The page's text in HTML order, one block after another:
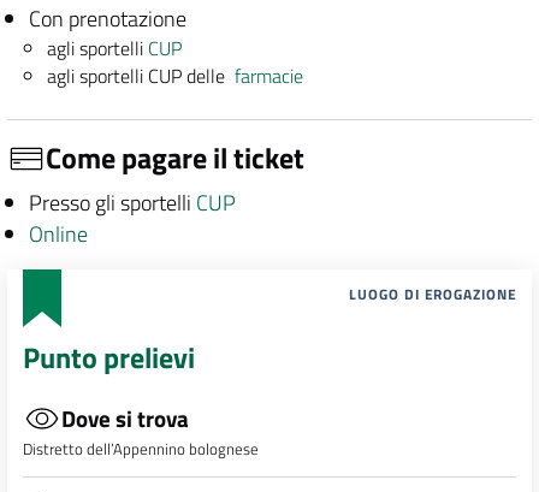
Con prenotazione
agli sportelli CUP
agli sportelli CUP dellefarmacie
Come pagare il ticket
Presso gli sportelli CUP
Online
LUOGO DI EROGAZIONE
Punto prelievi
Dove si trova
Distretto dell’Appennino bolognese